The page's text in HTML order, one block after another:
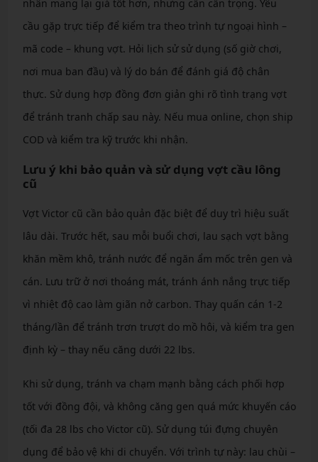
nhân mang lại giá tốt hơn, nhưng cần cẩn trọng. Yêu
cầu gặp trực tiếp để kiểm tra theo trình tự ngoại hình –
mã code – khung vợt. Hỏi lịch sử sử dụng (số giờ chơi,
nơi mua ban đầu) và lý do bán để đánh giá độ chân
thực. Sử dụng hợp đồng đơn giản ghi rõ tình trạng vợt
để tránh tranh chấp sau này. Nếu mua online, chọn ship
COD và kiểm tra kỹ trước khi nhận.
Lưu ý khi bảo quản và sử dụng vợt cầu lông
cũ
Vợt Victor cũ cần bảo quản đặc biệt để duy trì hiệu suất
lâu dài. Trước hết, sau mỗi buổi chơi, lau sạch vợt bằng
khăn mềm khô, tránh nước để ngăn ẩm mốc trên gen và
cán. Lưu trữ ở nơi thoáng mát, tránh ánh nắng trực tiếp
vì nhiệt độ cao làm giãn nở carbon. Thay quấn cán 1-2
tháng/lần để tránh trơn trượt do mồ hôi, và kiểm tra gen
định kỳ – thay nếu căng dưới 22 lbs.
Khi sử dụng, tránh va chạm mạnh bằng cách phối hợp
tốt với đồng đội, và không căng gen quá mức khuyến cáo
(tối đa 28 lbs cho Victor cũ). Sử dụng túi đựng chuyên
dụng để bảo vệ khi di chuyển. Với trình tự này: lau chùi –